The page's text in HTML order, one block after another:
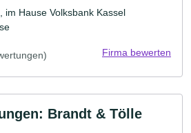
Hause Volksbank Kassel
Firma bewerten
Brandt & Tölle